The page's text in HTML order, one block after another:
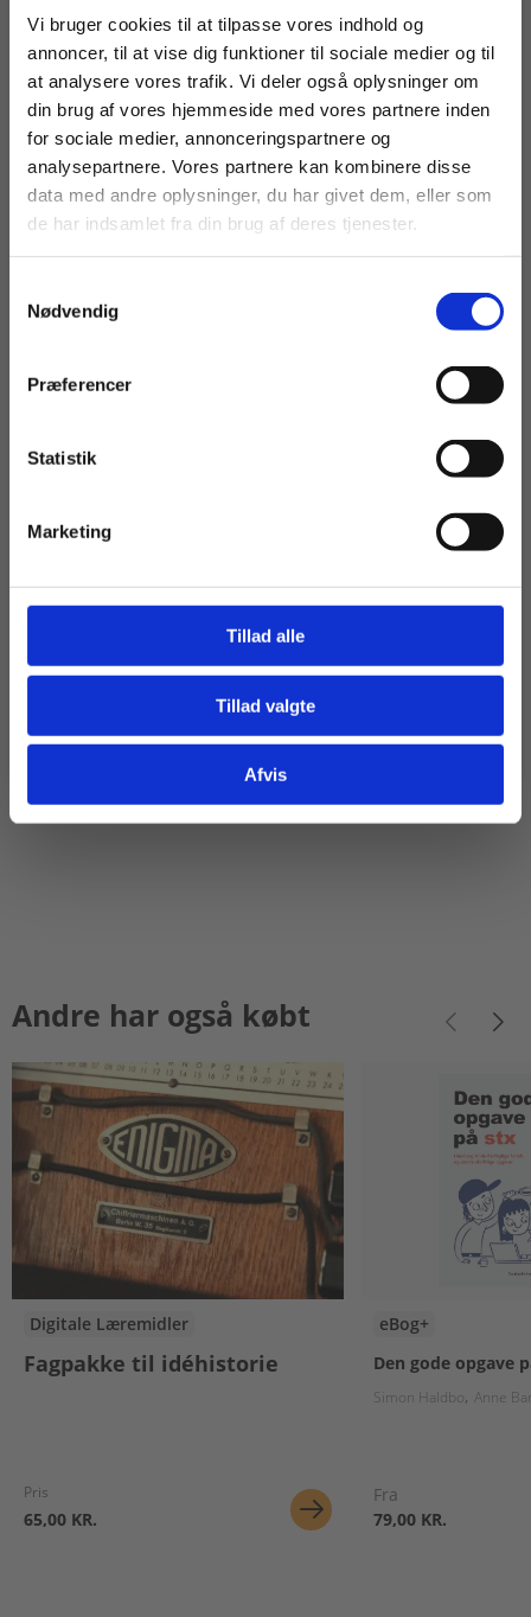
Vi bruger cookies til at tilpasse vores indhold og
annoncer, til at vise dig funktioner til sociale medier og til
at analysere vores trafik. Vi deler også oplysninger om
din brug af vores hjemmeside med vores partnere inden
for sociale medier, annonceringspartnere og
analysepartnere. Vores partnere kan kombinere disse
data med andre oplysninger, du har givet dem, eller som
de har indsamlet fra din brug af deres tjenester.
Nødvendig
Præferencer
Statistik
Marketing
Tillad alle
Tillad valgte
Afvis
Viden om samfundsfag C
Fra
Andre har også købt
Digitale Læremidler
Fagpakke til idéhistorie
Pris
65,00 KR.
eBog+
Den gode opgave
Simon Haldbo Anne
Fra
79,00 KR.
Fortsæt som:
For privatkunder og
studerende. Du får
vist priser inkl.
For institutioner og
virksomheder. Du
får vist priser ekskl.
Gå til praxisOnline